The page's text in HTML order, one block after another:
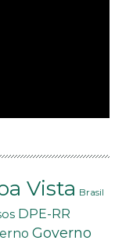
Vista Brasil
DPE-RR
Governo